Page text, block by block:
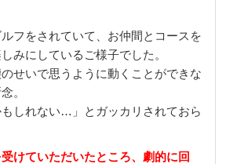
フをされていて、お仲間とコースを
みにしているご様子でした。
せいで思うように動くことができな
。
もしれない…」とガッカリされておら
けていただいたところ、劇的に回